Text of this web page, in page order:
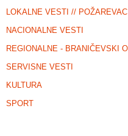
LOKALNE VESTI // POŽAREVAC
NACIONALNE VESTI
REGIONALNE - BRANIČEVSKI
SERVISNE VESTI
KULTURA
SPORT